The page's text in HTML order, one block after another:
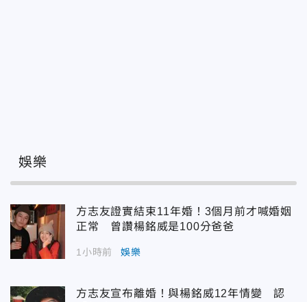
娛樂
方志友證實結束11年婚！3個月前才喊婚姻
正常 曾讚楊銘威是100分爸爸
1小時前 娛樂
方志友宣布離婚！與楊銘威12年情變 認